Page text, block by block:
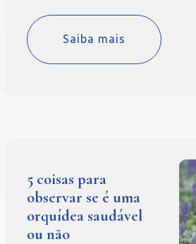
Saiba mais
5 coisas para
observar se é uma
orquídea saudável
ou não